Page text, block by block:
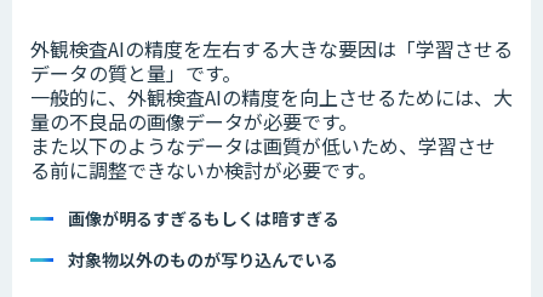
外観検査AIの精度を左右する大きな要因は「学習させる
データの質と量」です。
一般的に、外観検査AIの精度を向上させるためには、大
量の不良品の画像データが必要です。
また以下のようなデータは画質が低いため、学習させ
る前に調整できないか検討が必要です。
画像が明るすぎるもしくは暗すぎる
対象物以外のものが写り込んでいる